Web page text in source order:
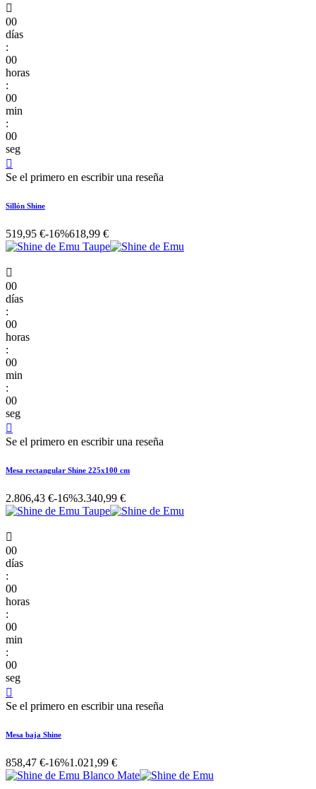

00
días
:
00
horas
:
00
min
:
00
seg

Se el primero en escribir una reseña
Sillón Shine
519,95 €-16%618,99 €

00
días
:
00
horas
:
00
min
:
00
seg

Se el primero en escribir una reseña
Mesa rectangular Shine 225x100 cm
2.806,43 €-16%3.340,99 €

00
días
:
00
horas
:
00
min
:
00
seg

Se el primero en escribir una reseña
Mesa baja Shine
858,47 €-16%1.021,99 €